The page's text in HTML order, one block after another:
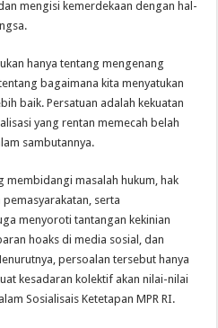
mengisi kemerdekaan dengan hal-
hanya tentang mengenang
bagaimana kita menyatukan
baik. Persatuan adalah kekuatan
yang rentan memecah belah
sambutannya.
membidangi masalah hukum, hak
serta
menyoroti tantangan kekinian
hoaks di media sosial, dan
persoalan tersebut hanya
kesadaran kolektif akan nilai-nilai
Sosialisais Ketetapan MPR RI.